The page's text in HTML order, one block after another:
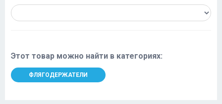
Этот товар можно найти в категориях:
ФЛЯГОДЕРЖАТЕЛИ